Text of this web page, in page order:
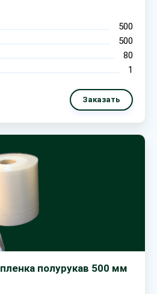
500
500
80
1
Заказать
полурукав 500 мм